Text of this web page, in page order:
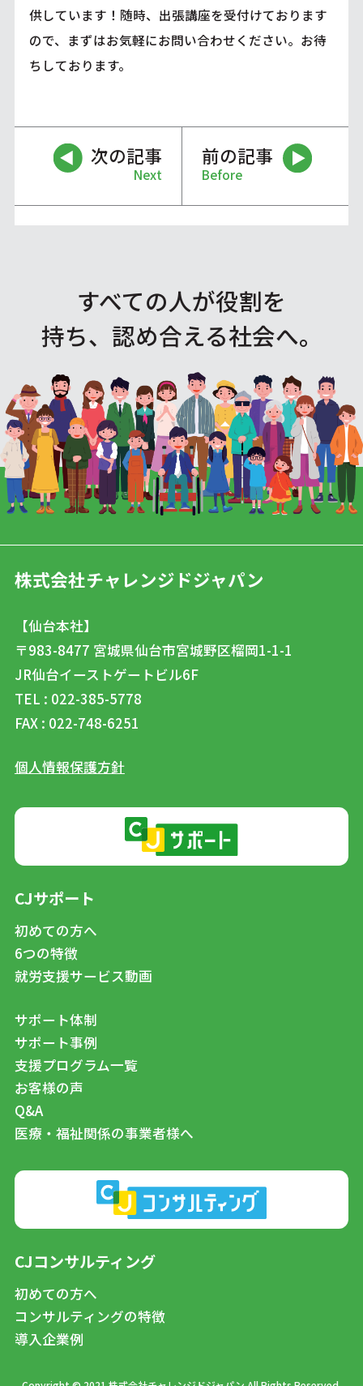
供しています！随時、出張講座を受付けております
ので、まずはお気軽にお問い合わせください。お待
ちしております。
次の記事
Next
前の記事
Before
すべての人が役割を
持ち、認め合える社会へ。
株式会社チャレンジドジャパン
【仙台本社】
〒983-8477 宮城県仙台市宮城野区榴岡1-1-1
JR仙台イーストゲートビル6F
TEL : 022-385-5778
FAX : 022-748-6251
個人情報保護方針
CJサポート
初めての方へ
6つの特徴
就労支援サービス動画
サポート体制
サポート事例
支援プログラム一覧
お客様の声
Q&A
医療・福祉関係の事業者様へ
CJコンサルティング
初めての方へ
コンサルティングの特徴
導入企業例